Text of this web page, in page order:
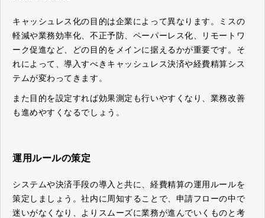
キャッシュレス化の目的は企業によって異なります。ミスの
軽減や業務効率化、不正予防、ペーパーレス化、リモートワ
ーク促進など、どの目的をメインに据えるかが重要です。そ
れによって、導入すべきキャッシュレス決済や経費精算シス
テムが変わってきます。
また目的を設定すれば効果測定も行いやすくなり、業務改善
も進めやすくなるでしょう。
運用ルールの策定
システムや決済手段の導入と共に、経費精算の運用ルールを
策定しましょう。社内に周知することで、申請フローの中で
迷いがなくなり、よりスムーズに業務が進んでいくものと考